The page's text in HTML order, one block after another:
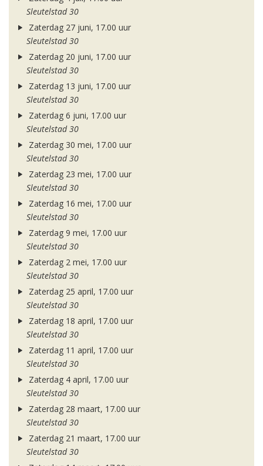
Sleutelstad 30
Zaterdag 27 juni, 17.00 uur
Sleutelstad 30
Zaterdag 20 juni, 17.00 uur
Sleutelstad 30
Zaterdag 13 juni, 17.00 uur
Sleutelstad 30
Zaterdag 6 juni, 17.00 uur
Sleutelstad 30
Zaterdag 30 mei, 17.00 uur
Sleutelstad 30
Zaterdag 23 mei, 17.00 uur
Sleutelstad 30
Zaterdag 16 mei, 17.00 uur
Sleutelstad 30
Zaterdag 9 mei, 17.00 uur
Sleutelstad 30
Zaterdag 2 mei, 17.00 uur
Sleutelstad 30
Zaterdag 25 april, 17.00 uur
Sleutelstad 30
Zaterdag 18 april, 17.00 uur
Sleutelstad 30
Zaterdag 11 april, 17.00 uur
Sleutelstad 30
Zaterdag 4 april, 17.00 uur
Sleutelstad 30
Zaterdag 28 maart, 17.00 uur
Sleutelstad 30
Zaterdag 21 maart, 17.00 uur
Sleutelstad 30